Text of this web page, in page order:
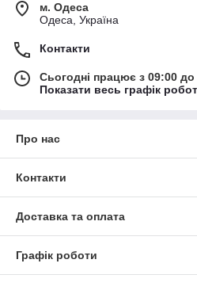
м. Одеса
Одеса, Україна
Контакти
Сьогодні працює з 09:00 до
Показати весь графік
Про нас
Контакти
Доставка та оплата
Графік роботи